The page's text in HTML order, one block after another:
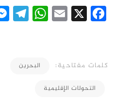
Facebook
X
Email
كلمات مفتاحية: البحرين
التحولات الإقليمية